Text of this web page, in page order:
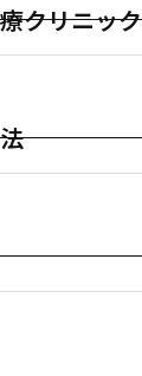
クリニッ